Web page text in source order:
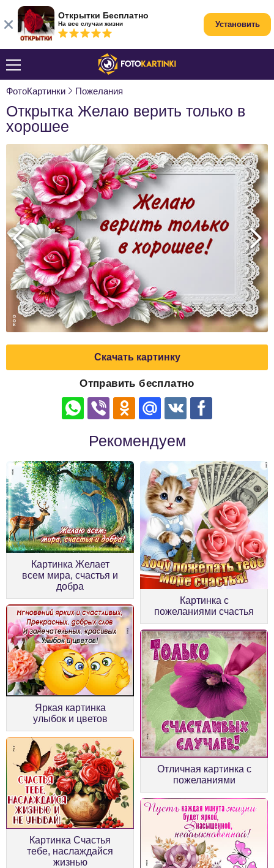
ФотоКартинки Пожелания
Открытка Желаю верить только в
хорошее
Скачать картинку
Отправить бесплатно
Рекомендуем
Картинка Желает
всем мира, счастья и
добра
Картинка с
пожеланиями счастья
Яркая картинка
улыбок и цветов
Отличная картинка с
пожеланиями
Картинка Счастья
тебе, наслаждайся
жизнью
Открытки Бесплатно
На все случаи жизни Установить